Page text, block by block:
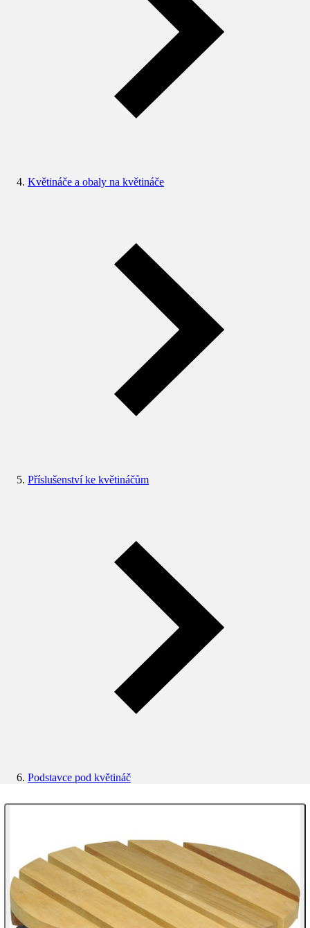
Květináče a obaly na květináče
Příslušenství ke květináčům
Podstavce pod květináč